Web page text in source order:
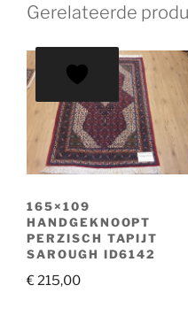
Gerelateerde
165×109
HANDGEKNOOPT
PERZISCH TAPIJT
SAROUGH ID6142
€215,00